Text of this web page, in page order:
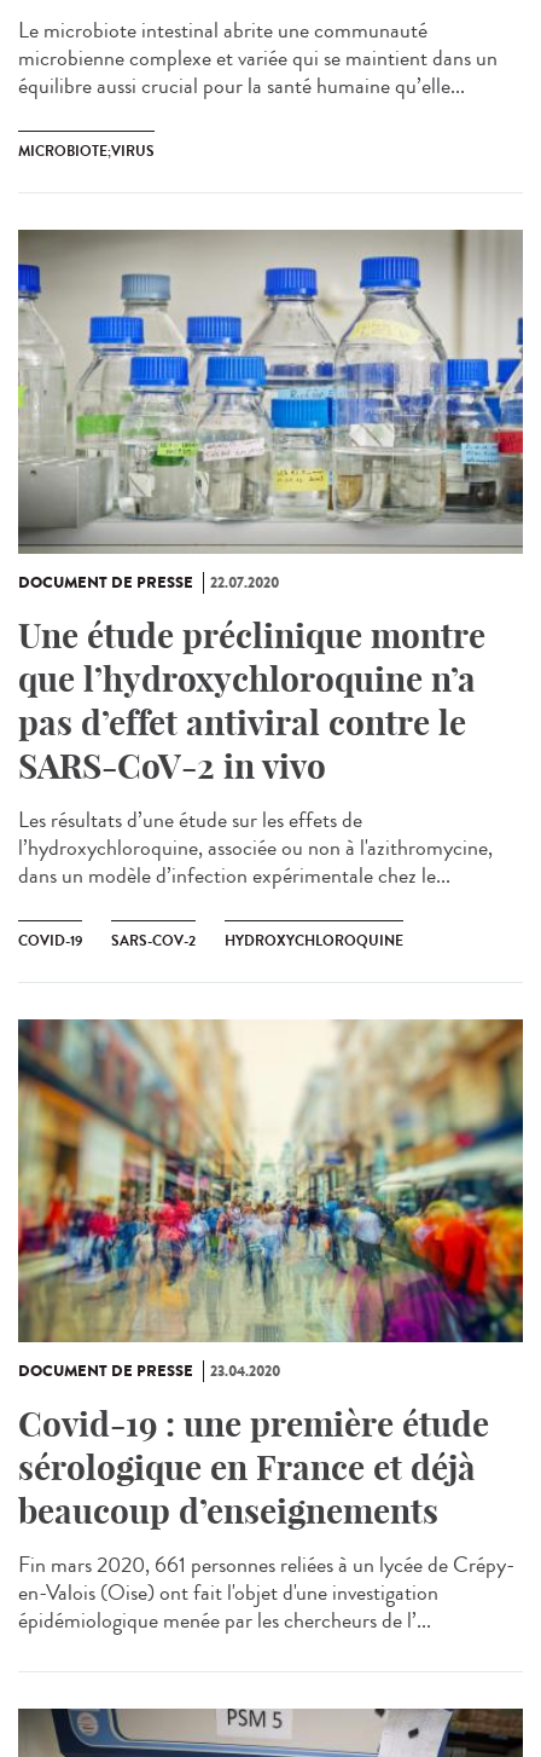
Le microbiote intestinal abrite une communauté
microbienne complexe et variée qui se maintient dans un
équilibre aussi crucial pour la santé humaine qu’elle...
MICROBIOTE;VIRUS
DOCUMENT DE PRESSE 22.07.2020
Une étude préclinique montre
que l’hydroxychloroquine n’a
pas d’effet antiviral contre le
SARS-CoV-2 in vivo
Les résultats d’une étude sur les effets de
l’hydroxychloroquine, associée ou non à l'azithromycine,
dans un modèle d’infection expérimentale chez le...
COVID-19 SARS-COV-2 HYDROXYCHLOROQUINE
DOCUMENT DE PRESSE 23.04.2020
Covid-19 : une première étude
sérologique en France et déjà
beaucoup d’enseignements
Fin mars 2020, 661 personnes reliées à un lycée de Crépy-
en-Valois (Oise) ont fait l'objet d'une investigation
épidémiologique menée par les chercheurs de l’...